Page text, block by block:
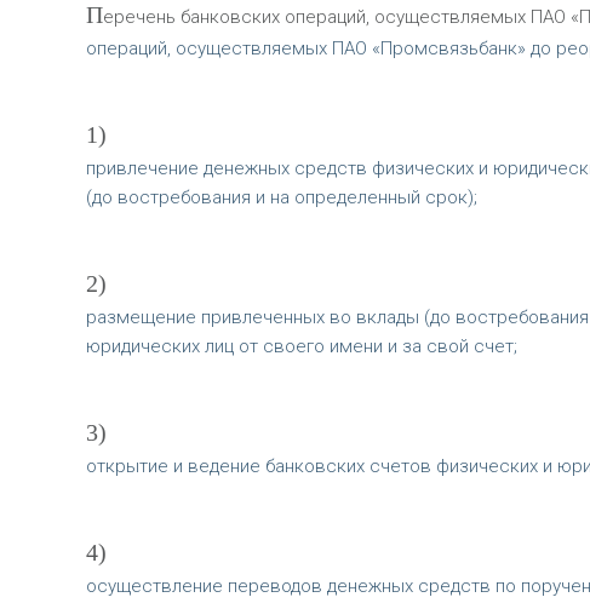
Перечень банковских операций, осуществляемых ПАО
операций, осуществляемых ПАО «Промсвязьбанк» до
1)
привлечение денежных средств физических и
(до востребования и на определенный срок);
2)
размещение привлеченных во вклады (до
юридических лиц от своего имени и за свой счет;
3)
открытие и ведение банковских счетов физических и
4)
осуществление переводов денежных средств по